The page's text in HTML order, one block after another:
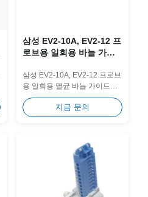
삼성 EV2-10A, EV2-12 프
로브용 일회용 바늘 가이
삼성 EV2-10A, EV2-12 프로브
용 일회용 멸균 바늘 가이드입
니다. 다중 게이지 바늘 호환성
으로 교차 오염을 제거하고 임
상 작업 흐름을 간소화하도록
지금 문의